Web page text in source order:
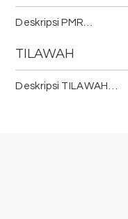
Deskripsi PMR…
TILAWAH
Deskripsi TILAWAH…